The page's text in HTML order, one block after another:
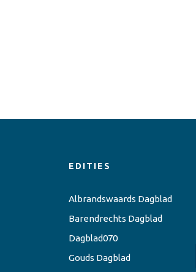
EDITIES
Albrandswaards Dagblad
Barendrechts Dagblad
Dagblad070
Gouds Dagblad